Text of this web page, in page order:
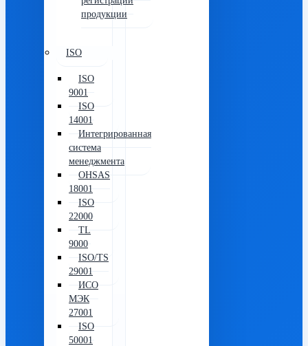
продукции
ISO
ISO
9001
ISO
14001
Интегрированная
система
менеджмента
OHSAS
18001
ISO
22000
TL
9000
ISO/TS
29001
ИСО
МЭК
27001
ISO
50001